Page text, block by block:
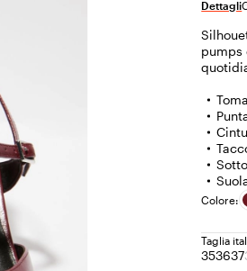
199,00
99,00
Dettagli
pumps
Colore:
Taglia
35Taglia:
3637